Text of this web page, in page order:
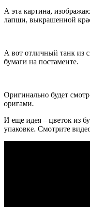
А эта картина,
лапши, выкрашенной
А вот отличный танк из
бумаги на постаменте.
Оригинально будет
оригами.
И еще идея – цветок из
упаковке. Смотрите